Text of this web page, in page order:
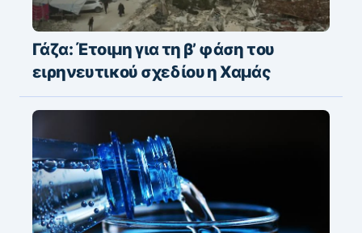
Γάζα: Έτοιμη για τη β’ φάση του
ειρηνευτικού σχεδίου η Χαμάς